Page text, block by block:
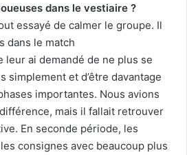
dans le vestiaire ?
essayé de calmer le groupe. Il
dans le match
leur ai demandé de ne plus se
simplement et d’être davantage
importantes. Nous avions
mais il fallait retrouver
En seconde période, les
consignes avec beaucoup plus